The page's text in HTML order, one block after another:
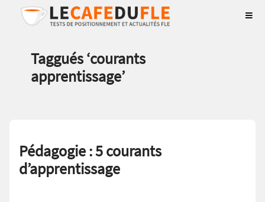
Taggués ‘courants
apprentissage’
Pédagogie : 5 courants
d’apprentissage